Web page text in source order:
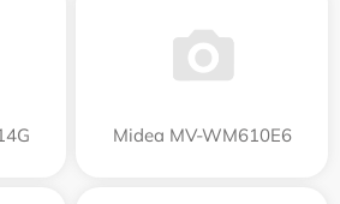
Midea MV-WM610E6